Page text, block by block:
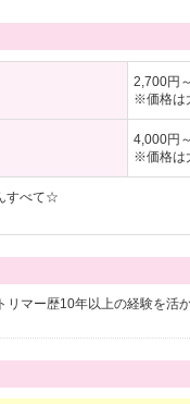
2,700円
※価格は
4,000円
※価格は
すべて☆
マー歴10年以上の経験を